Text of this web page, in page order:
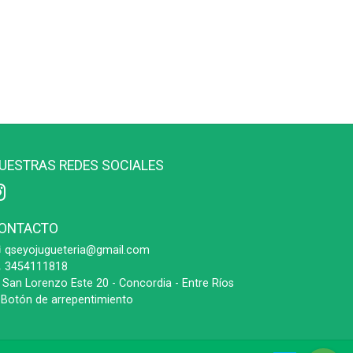
REDES SOCIALES
qseyojugueteria@gmail.com
3454111818
San Lorenzo Este 20 - Concordia - Entre Ríos
de arrepentimiento